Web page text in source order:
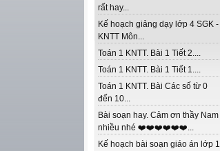
rất hay...
Kế hoạch giảng dạy lớp 4 SGK -
KNTT Môn...
Toán 1 KNTT. Bài 1 Tiết 2....
Toán 1 KNTT. Bài 1 Tiết 1....
Toán 1 KNTT. Bài Các số từ 0
đến 10...
Bài soạn hay. Cảm ơn thầy Nam
nhiều nhé ❤️❤️❤️❤️❤️❤️...
Kế hoạch bài soạn giáo án lớp 1